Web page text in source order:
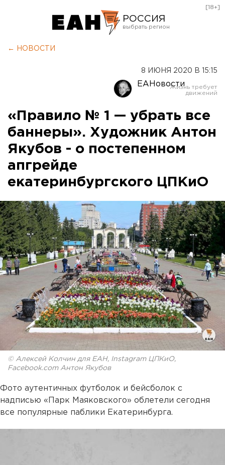
РОССИЯ
Оренбург
[18+]
← НОВОСТИ
8 ИЮНЯ 2020 В 15:15
ЕАНовости
«Правило № 1 — убрать все
баннеры». Художник Антон
Якубов - о постепенном
апгрейде
екатеринбургского ЦПКиО
© Алексей Колчин для ЕАН, Instagram ЦПКиО,
Facebook.com Антон Якубов
Фото аутентичных футболок и бейсболок с
надписью «Парк Маяковского» облетели сегодня
все популярные паблики Екатеринбурга.